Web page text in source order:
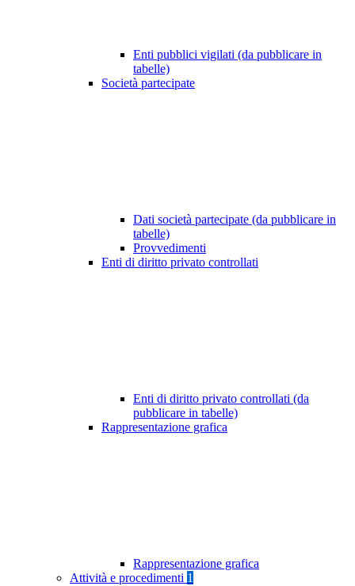
Enti pubblici vigilati (da pubblicare in
tabelle)
Società partecipate
Dati società partecipate (da pubblicare in
tabelle)
Provvedimenti
Enti di diritto privato controllati
Enti di diritto privato controllati (da
pubblicare in tabelle)
Rappresentazione grafica
Rappresentazione grafica
Attività e procedimenti 1